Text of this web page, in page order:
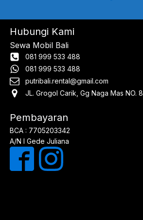
Hubungi Kami
Sewa Mobil Bali
081 999 533 488
081 999 533 488
putribali.rental@gmail.com
JL. Grogol Carik, Gg Naga Mas NO. 8
Pembayaran
BCA : 7705203342
A/N I Gede Juliana